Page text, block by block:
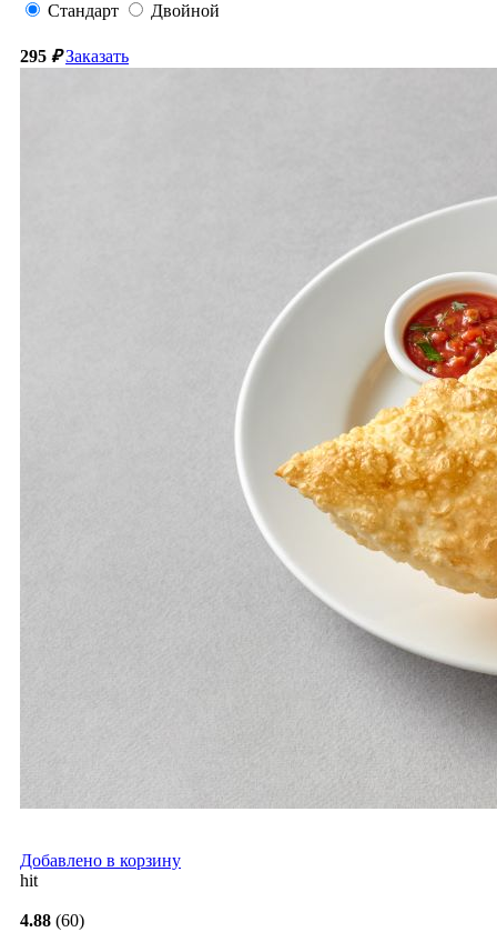
Стандарт Двойной
295 ₽ Заказать
Добавлено в корзину
hit
4.88 (60)